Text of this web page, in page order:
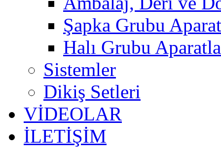
Şapka Grubu
Halı Grubu
Sistemler
Dikiş Setleri
VİDEOLAR
İLETİŞİM